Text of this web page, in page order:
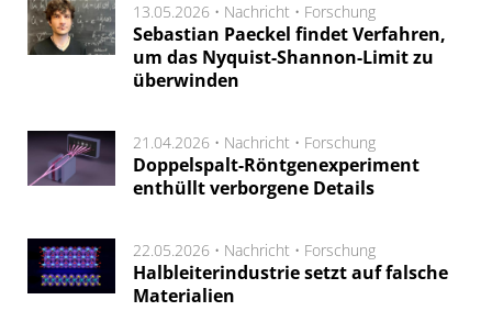
13.05.2026 • Nachricht • Forschung
Sebastian Paeckel findet Verfahren,
um das Nyquist-Shannon-Limit zu
überwinden
21.04.2026 • Nachricht • Forschung
Doppelspalt-Röntgenexperiment
enthüllt verborgene Details
22.05.2026 • Nachricht • Forschung
Halbleiterindustrie setzt auf falsche
Materialien